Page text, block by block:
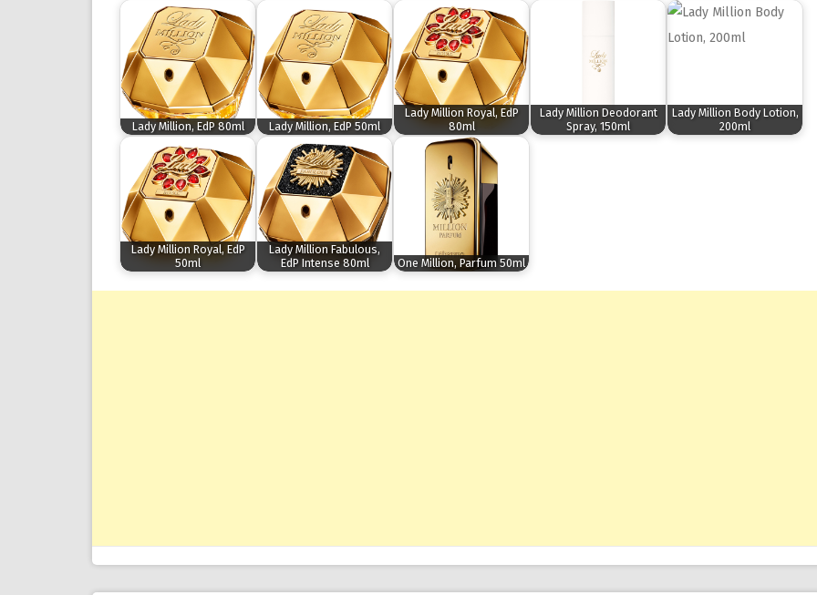
Lady Million, EdP 80ml Lady Million, EdP 50ml
Lady Million Royal, EdP
80ml
Lady Million Deodorant
Spray, 150ml
Lady Million Body Lotion,
200ml
Lady Million Royal, EdP
50ml
Lady Million Fabulous,
EdP Intense 80ml
One Million, Parfum 50ml